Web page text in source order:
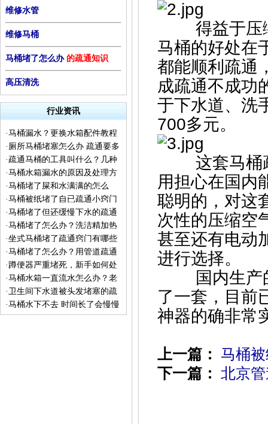
维修水管
维修马桶
马桶堵了怎么办的疏通知识
高压清洗
行业资讯
·马桶漏水？更换水箱配件教程
来了
· 厕所马桶堵塞怎么办 疏通要多
少钱 下水道不下水冒水
·疏通马桶的工具叫什么？几种
疏通工具的普及
·马桶水箱漏水的原因及处理方
法
·马桶堵了屎和水满满的怎么
办？
·马桶被纸堵了自已疏通小窍门
·马桶堵了但还缓慢下水的疏通
方法
·马桶堵了怎么办？洗洁精加热
水让你见证神奇一刻
·坐式马桶堵了疏通窍门有哪些
·马桶堵了怎么办？用管道疏通
剂能通吗？
·蹲便器严重堵死，新手如何处
理
·马桶水箱一直流水怎么办？老
师傅告诉你实用的检修方法
·卫生间下水道被头发堵塞的疏
通方法
·马桶水下不去 时间长了会慢慢
得益于压缩
马桶的好处在
都能顺利疏通
成疏通不成功
于下水道、洗
700多元。
这套马桶疏
用担心在国内
聪明的，对这
次性的压缩空
甚至还有电动
进行选择。
国内生产的
了一套，目前
神器的确非
上一篇：
马桶
下一篇： 北京